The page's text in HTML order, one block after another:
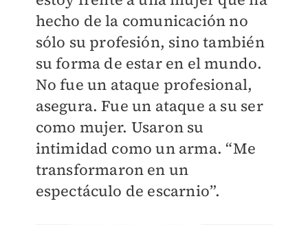
hecho de la comunicación no
sólo su profesión, sino también
su forma de estar en el mundo.
No fue un ataque profesional,
asegura. Fue un ataque a su ser
como mujer. Usaron su
intimidad como un arma. “Me
transformaron en un
espectáculo de escarnio”.